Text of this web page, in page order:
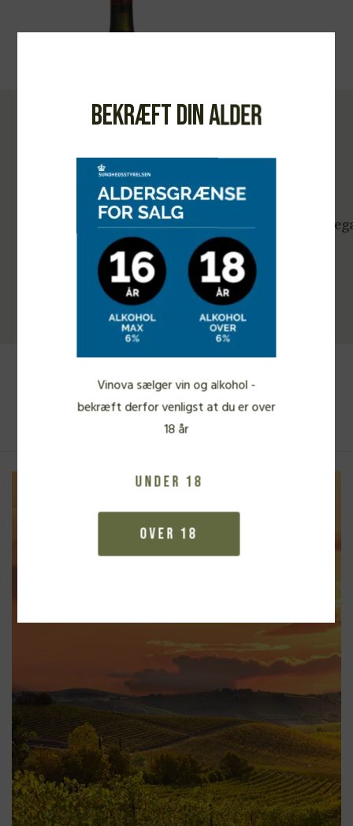
Bodegas Bhilar, Phinca Lali 2019
KRAFTIG RØDVIN
450,00kr.
Se alle vine
Bekræft din alder
Vinova sælger vin og alkohol -
bekræft derfor venligst at du er over
18 år
Under 18
Over 18